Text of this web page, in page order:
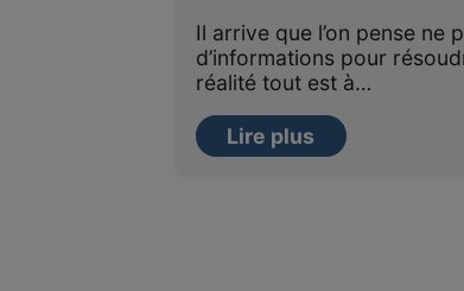
Il arrive que l’on pense ne
d’informations pour
réalité tout est à…
Lire plus